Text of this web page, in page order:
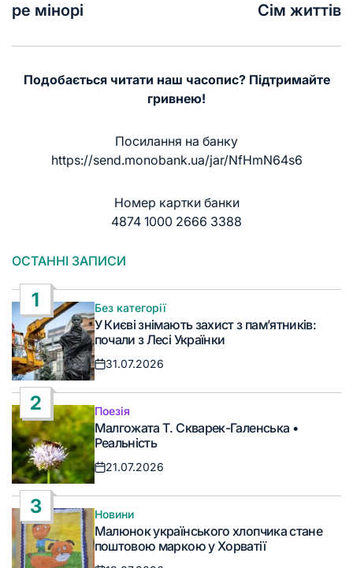
ре мінорі
Сім життів
Подобається читати наш часопис? Підтримайте
гривнею!
Посилання на банку
https://send.monobank.ua/jar/NfHmN64s6
Номер картки банки
4874 1000 2666 3388
ОСТАННІ ЗАПИСИ
1
Опублікувати
у
Без категорії
У Києві знімають захист з пам’ятників:
почали з Лесі Українки
Дата
31.07.2026
2
Опублікувати
у
Поезія
Малгожата Т. Скварек-Галенська •
Реальність
Дата
21.07.2026
3
Опублікувати
у
Новини
Малюнок українського хлопчика стане
поштовою маркою у Хорватії